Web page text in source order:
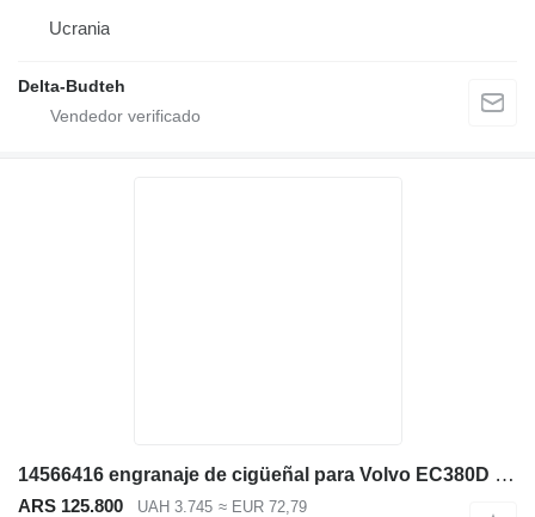
Ucrania
Delta-Budteh
14566416 engranaje de cigüeñal para Volvo EC380D excavadora
ARS 125.800 UAH 3.745 ≈ EUR 72,79